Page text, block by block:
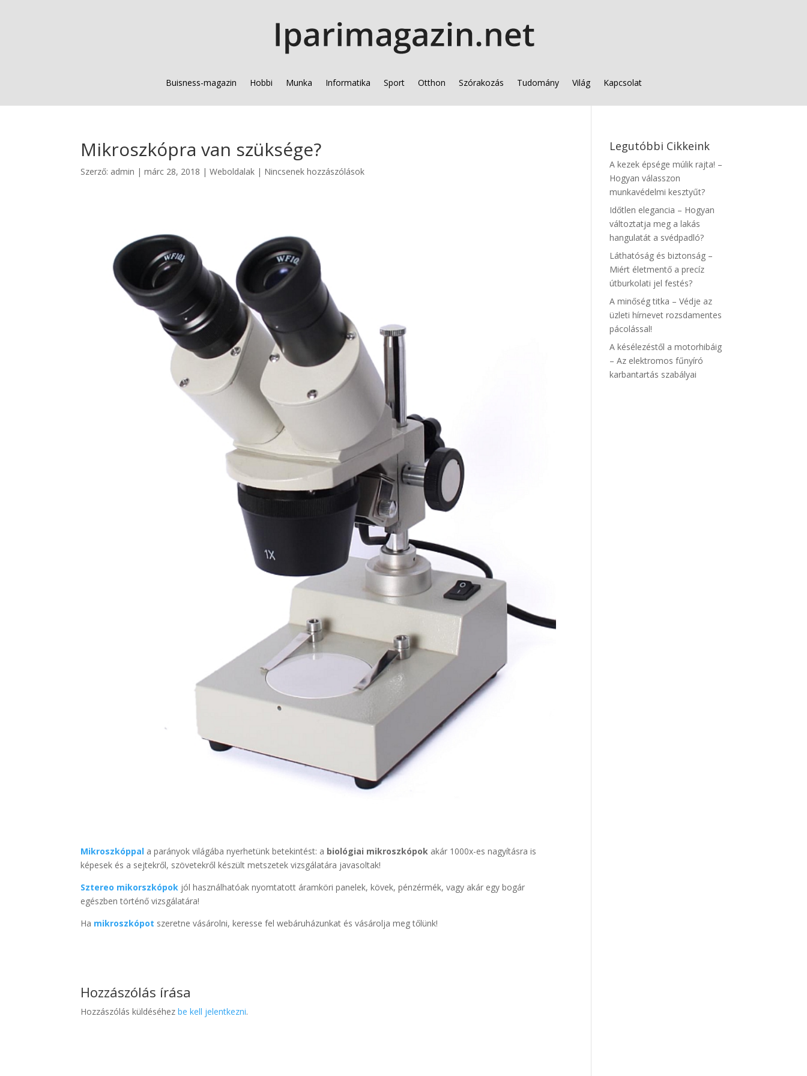
Buisness-magazin Hobbi Munka Informatika Sport Otthon Szórakozás Tudomány Világ Kapcsolat
Mikroszkópra van szüksége?
Szerző: admin |márc 28, 2018 |Weboldalak | Nincsenek hozzászólások
Mikroszkóppal a parányok világába nyerhetünk betekintést: a biológiai mikroszkópok akár 1000x-es nagyításra is
képesek és a sejtekről, szövetekről készült metszetek vizsgálatára javasoltak!
Sztereo mikorszkópok jól használhatóak nyomtatott áramköri panelek, kövek, pénzérmék, vagy akár egy bogár
egészben történő vizsgálatára!
Ha mikroszkópot szeretne vásárolni, keresse fel webáruházunkat és vásárolja meg tőlünk!
Hozzászólás írása
Hozzászólás küldéséhezbe kell jelentkezni.
Legutóbbi Cikkeink
A kezek épsége múlik rajta! –
Hogyan válasszon
munkavédelmi kesztyűt?
Időtlen elegancia – Hogyan
változtatja meg a lakás
hangulatát a svédpadló?
Láthatóság és biztonság –
Miért életmentő a precíz
útburkolati jel festés?
A minőség titka – Védje az
üzleti hírnevet rozsdamentes
pácolással!
A késélezéstől a motorhibáig
– Az elektromos fűnyíró
karbantartás szabályai